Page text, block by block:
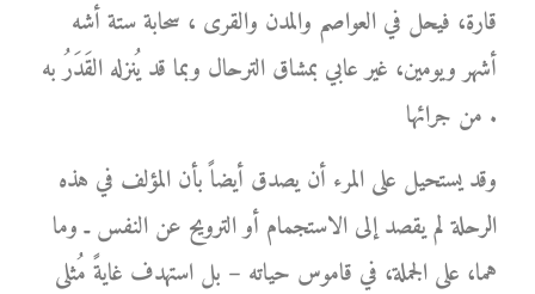
قارة، فيحل في العواصم والمدن والقرى ، سحابة ستة أشه
أشهر ويومين، غير عابي بمشاق الترحال وبما قد يُنزله القَدَرُ به
من جرائها .
وقد يستحيل على المرء أن يصدق أيضاً بأن المؤلف في هذه
الرحلة لم يقصد إلى الاستجمام أو الترويح عن النفس ـ وما
هما، على الجملة، في قاموس حياته – بل استهدف غايةً مُثلى